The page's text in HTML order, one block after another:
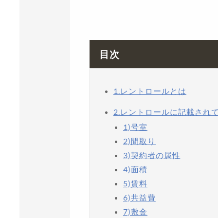
目次
1.レントロールとは
2.レントロールに記載され
1)号室
2)間取り
3)契約者の属性
4)面積
5)賃料
6)共益費
7)敷金